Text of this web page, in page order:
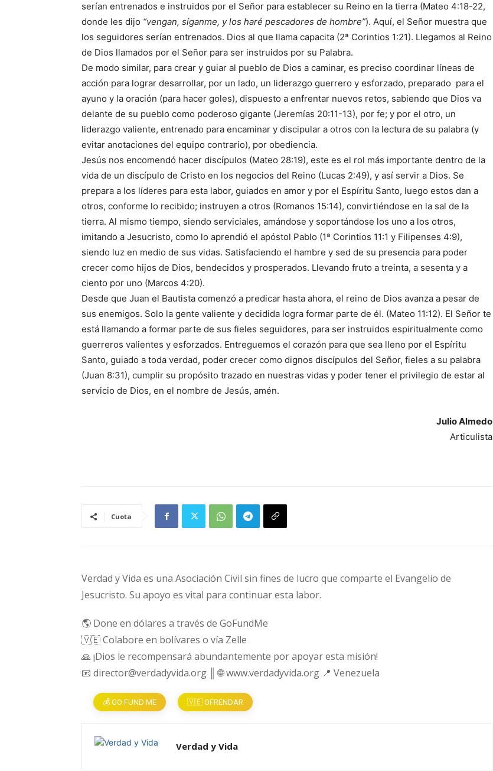
serían entrenados e instruidos por el Señor para establecer su Reino en la tierra (Mateo 4:18-22,
donde les dijo “vengan, síganme, y los haré pescadores de hombre”). Aquí, el Señor muestra que
los seguidores serían entrenados. Dios al que llama capacita (2ª Corintios 1:21). Llegamos al Reino
de Dios llamados por el Señor para ser instruidos por su Palabra.
De modo similar, para crear y guiar al pueblo de Dios a caminar, es preciso coordinar líneas de
acción para lograr desarrollar, por un lado, un liderazgo guerrero y esforzado, preparado para el
ayuno y la oración (para hacer goles), dispuesto a enfrentar nuevos retos, sabiendo que Dios va
delante de su pueblo como poderoso gigante (Jeremías 20:11-13), por fe; y por el otro, un
liderazgo valiente, entrenado para encaminar y discipular a otros con la lectura de su palabra (y
evitar anotaciones del equipo contrario), por obediencia.
Jesús nos encomendó hacer discípulos (Mateo 28:19), este es el rol más importante dentro de la
vida de un discípulo de Cristo en los negocios del Reino (Lucas 2:49), y así servir a Dios. Se
prepara a los líderes para esta labor, guiados en amor y por el Espíritu Santo, luego estos dan a
otros, conforme lo recibido; instruyen a otros (Romanos 15:14), convirtiéndose en la sal de la
tierra. Al mismo tiempo, siendo serviciales, amándose y soportándose los uno a los otros,
imitando a Jesucristo, como lo aprendió el apóstol Pablo (1ª Corintios 11:1 y Filipenses 4:9),
siendo luz en medio de sus vidas. Satisfaciendo el hambre y sed de su presencia para poder
crecer como hijos de Dios, bendecidos y prosperados. Llevando fruto a treinta, a sesenta y a
ciento por uno (Marcos 4:20).
Desde que Juan el Bautista comenzó a predicar hasta ahora, el reino de Dios avanza a pesar de
sus enemigos. Solo la gente valiente y decidida logra formar parte de él. (Mateo 11:12). El Señor te
está llamando a formar parte de sus fieles seguidores, para ser instruidos espiritualmente como
guerreros valientes y esforzados. Entreguemos el corazón para que sea lleno por el Espíritu
Santo, guiado a toda verdad, poder crecer como dignos discípulos del Señor, fieles a su palabra
(Juan 8:31), cumplir su propósito trazado en nuestras vidas y poder tener el privilegio de estar al
servicio de Dios, en el nombre de Jesús, amén.
Julio Almedo
Articulista
Cuota
Verdad y Vida es una Asociación Civil sin fines de lucro que comparte el Evangelio de
Jesucristo. Su apoyo es vital para continuar esta labor.
🌎 Done en dólares a través de GoFundMe
🇻🇪 Colabore en bolívares o vía Zelle
🙏 ¡Dios le recompensará abundantemente por apoyar esta misión!
📧 director@verdadyvida.org ║ 🌐 www.verdadyvida.org 📍 Venezuela
💰 GO FUND ME 🇻🇪 OFRENDAR
Verdad y Vida